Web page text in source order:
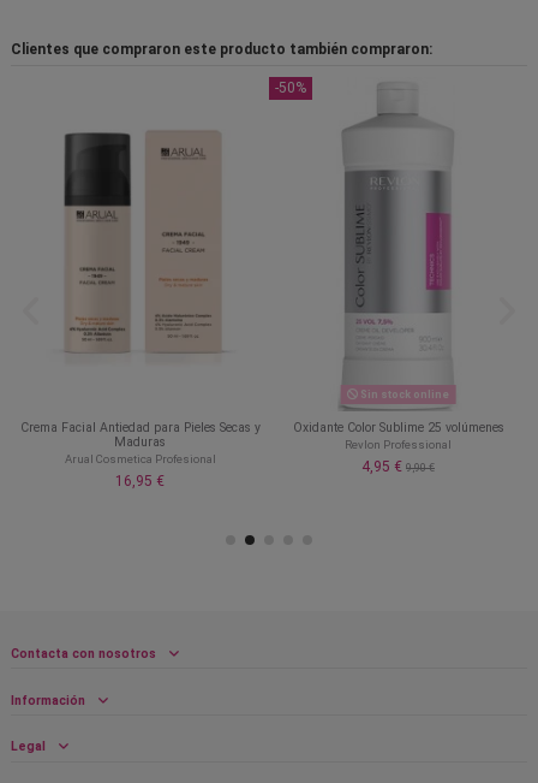
Clientes que compraron este producto también compraron:
Crema Facial Antiedad para Pieles Secas y
Maduras
Arual Cosmetica Profesional
16,95 €
-50%
Sin stock online
Oxidante Color Sublime 25 volúmenes
Revlon Professional
4,95 € 9,90 €
Contacta con nosotros
Información
Legal